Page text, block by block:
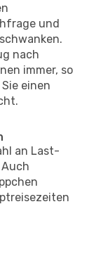
und
nach
immer, so
einen
an Last-